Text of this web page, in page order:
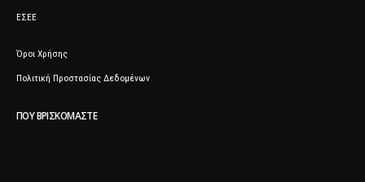
ΕΣΕΕ
Όροι Χρήσης
Πολιτική Προστασίας Δεδομένων
ΠΟΥ ΒΡΙΣΚΌΜΑΣΤΕ